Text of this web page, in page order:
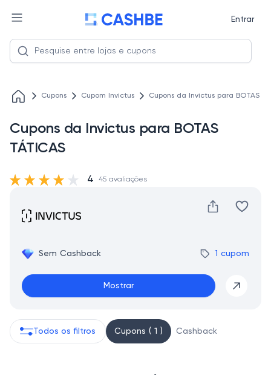
Entrar
Cupons Cupom Invictus Cupons da Invictus para BOTAS
Cupons da Invictus para BOTAS
TÁTICAS
Sem Cashback 1 cupom
Mostrar
4 45 avaliações
Todos os filtros Cupons ( 1 ) Cashback